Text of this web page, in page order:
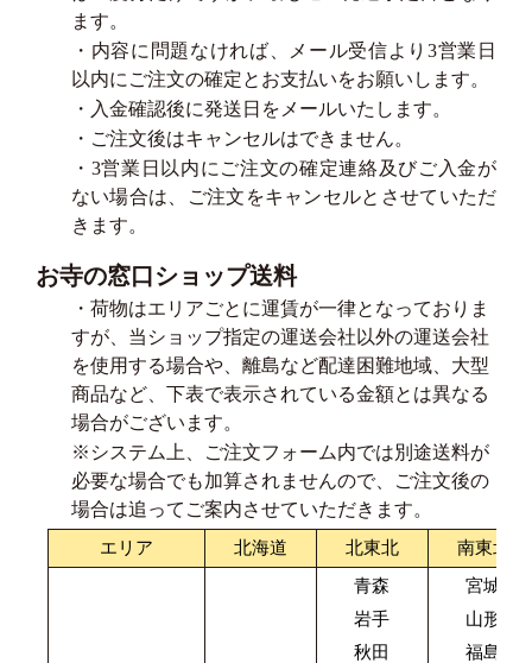
ます。
・内容に問題なければ、メール受信より3営業日
以内にご注文の確定とお支払いをお願いします。
・入金確認後に発送日をメールいたします。
・ご注文後はキャンセルはできません。
・3営業日以内にご注文の確定連絡及びご入金が
ない場合は、ご注文をキャンセルとさせていただ
きます。
お寺の窓口ショップ送料
・荷物はエリアごとに運賃が一律となっておりま
すが、当ショップ指定の運送会社以外の運送会社
を使用する場合や、離島など配達困難地域、大型
商品など、下表で表示されている金額とは異なる
場合がございます。
※システム上、ご注文フォーム内では別途送料が
必要な場合でも加算されませんので、ご注文後の
場合は追ってご案内させていただきます。
エリア 北海道 北東北 南東北
青森
岩手
秋田
宮城
山形
福島